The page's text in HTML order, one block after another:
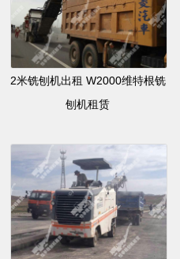
2米铣刨机出租 W2000维特根铣
刨机租赁